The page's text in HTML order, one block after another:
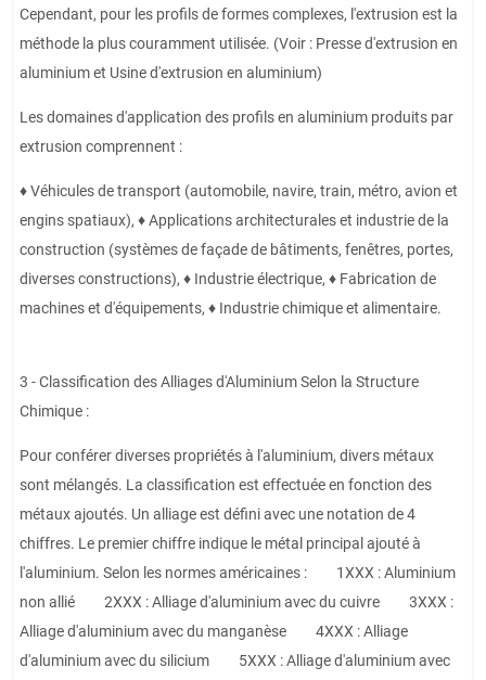
Cependant, pour les profils de formes complexes, l'extrusion est la
méthode la plus couramment utilisée. (Voir : Presse d'extrusion en
aluminium et Usine d'extrusion en aluminium)
Les domaines d'application des profils en aluminium produits par
extrusion comprennent :
♦ Véhicules de transport (automobile, navire, train, métro, avion et
engins spatiaux), ♦ Applications architecturales et industrie de la
construction (systèmes de façade de bâtiments, fenêtres, portes,
diverses constructions), ♦ Industrie électrique, ♦ Fabrication de
machines et d'équipements, ♦ Industrie chimique et alimentaire.
3 - Classification des Alliages d'Aluminium Selon la Structure
Chimique :
Pour conférer diverses propriétés à l'aluminium, divers métaux
sont mélangés. La classification est effectuée en fonction des
métaux ajoutés. Un alliage est défini avec une notation de 4
chiffres. Le premier chiffre indique le métal principal ajouté à
l'aluminium. Selon les normes américaines : 1XXX : Aluminium
non allié 2XXX : Alliage d'aluminium avec du cuivre 3XXX :
Alliage d'aluminium avec du manganèse 4XXX : Alliage
d'aluminium avec du silicium 5XXX : Alliage d'aluminium avec